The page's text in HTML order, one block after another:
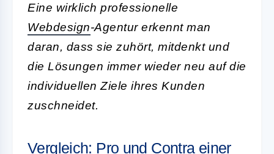
Eine wirklich professionelle
Webdesign-Agentur erkennt man
daran, dass sie zuhört, mitdenkt und
die Lösungen immer wieder neu auf die
individuellen Ziele ihres Kunden
zuschneidet.
Vergleich: Pro und Contra einer